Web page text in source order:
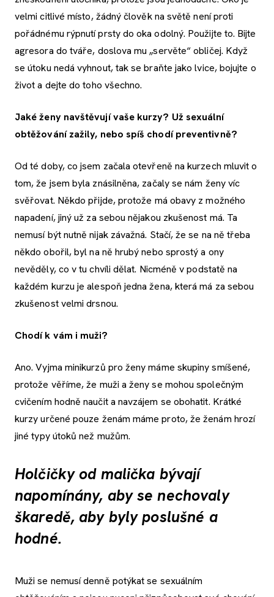
velmi citlivé místo, žádný člověk na světě není proti
pořádnému rýpnutí prsty do oka odolný. Použijte to. Bijte
agresora do tváře, doslova mu „servěte“ obličej. Když
se útoku nedá vyhnout, tak se braňte jako lvice, bojujte o
život a dejte do toho všechno.
Jaké ženy navštěvují vaše kurzy? Už sexuální
obtěžování zažily, nebo spíš chodí preventivně?
Od té doby, co jsem začala otevřeně na kurzech mluvit o
tom, že jsem byla znásilněna, začaly se nám ženy víc
svěřovat. Někdo přijde, protože má obavy z možného
napadení, jiný už za sebou nějakou zkušenost má. Ta
nemusí být nutně nijak závažná. Stačí, že se na ně třeba
někdo obořil, byl na ně hrubý nebo sprostý a ony
nevěděly, co v tu chvíli dělat. Nicméně v podstatě na
každém kurzu je alespoň jedna žena, která má za sebou
zkušenost velmi drsnou.
Chodí k vám i muži?
Ano. Vyjma minikurzů pro ženy máme skupiny smíšené,
protože věříme, že muži a ženy se mohou společným
cvičením hodně naučit a navzájem se obohatit. Krátké
kurzy určené pouze ženám máme proto, že ženám hrozí
jiné typy útoků než mužům.
Holčičky od malička bývají
napomínány, aby se nechovaly
škaredě, aby byly poslušné a
hodné.
Muži se nemusí denně potýkat se sexuálním